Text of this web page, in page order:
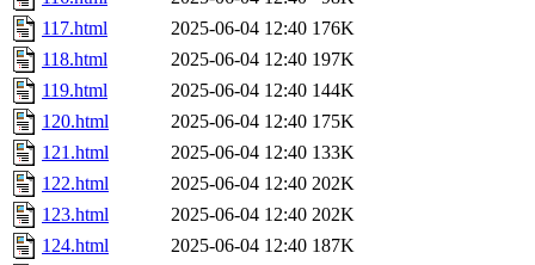
117.html
2025-06-04 12:40 176K
118.html
2025-06-04 12:40 197K
119.html
2025-06-04 12:40 144K
120.html
2025-06-04 12:40 175K
121.html
2025-06-04 12:40 133K
122.html
2025-06-04 12:40 202K
123.html
2025-06-04 12:40 202K
124.html
2025-06-04 12:40 187K